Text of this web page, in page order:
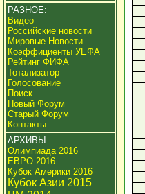
РАЗНОЕ:
Видео
Российские новости
Мировые Новости
Коэффициенты УЕФА
Рейтинг ФИФА
Тотализатор
Голосование
Поиск
Новый Форум
Старый Форум
Контакты
АРХИВЫ:
Олимпиада 2016
ЕВРО 2016
Кубок Америки 2016
Кубок Азии 2015